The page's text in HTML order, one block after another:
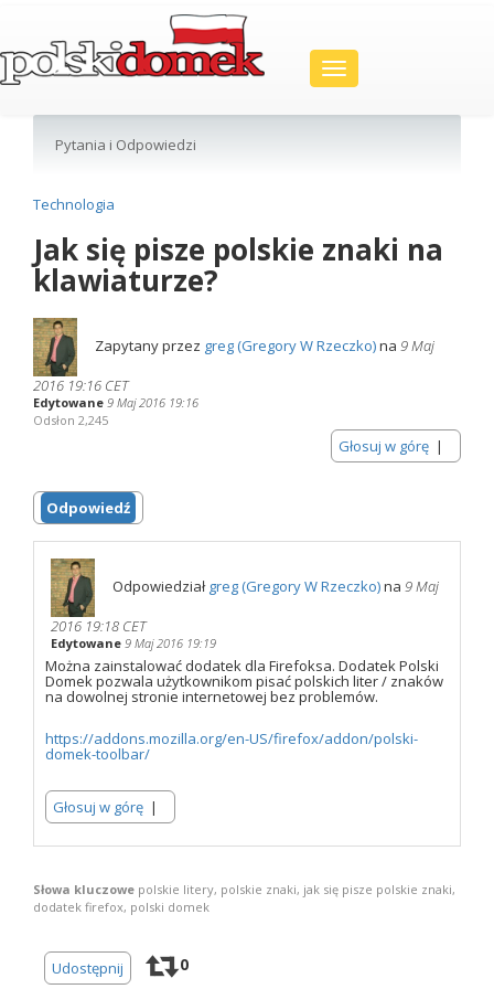
Toggle
navigation
Pytania i Odpowiedzi
Technologia
Jak się pisze polskie znaki na
klawiaturze?
Zapytany przez greg (Gregory W Rzeczko)na 9 Maj
2016 19:16 CET
Edytowane 9 Maj 2016 19:16
Odsłon 2,245
Głosuj w górę |
Odpowiedź
Odpowiedziałgreg (Gregory W Rzeczko)na 9 Maj
2016 19:18 CET
Edytowane 9 Maj 2016 19:19
Można zainstalować dodatek dla Firefoksa. Dodatek Polski
Domek pozwala użytkownikom pisać polskich liter / znaków
na dowolnej stronie internetowej bez problemów.
https://addons.mozilla.org/en-US/firefox/addon/polski-
domek-toolbar/
Głosuj w górę |
Słowa kluczowe polskie litery, polskie znaki, jak się pisze polskie znaki,
dodatek firefox, polski domek
Udostępnij 0